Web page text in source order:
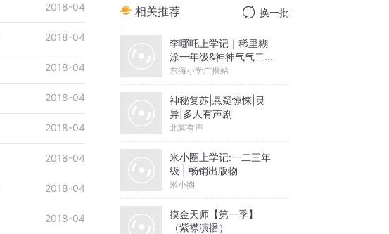
2018-04
2018-04
2018-04
2018-04
2018-04
2018-04
2018-04
2018-04
相关推荐 换一批
李哪吒上学记｜稀里糊
涂一年级&神神气气二年
级
东海小学广播站
神秘复苏|悬疑惊悚|灵
异|多人有声剧
北冥有声
米小圈上学记:一二三年
级 | 畅销出版物
米小圈
摸金天师【第一季】
（紫襟演播）